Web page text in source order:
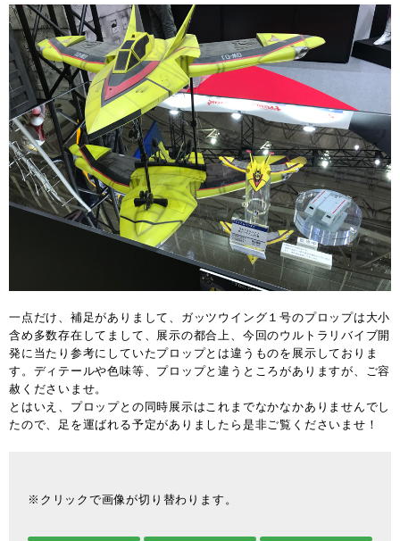
一点だけ、補足がありまして、ガッツウイング１号のプロップは大小
含め多数存在してまして、展示の都合上、今回のウルトラリバイブ開
発に当たり参考にしていたプロップとは違うものを展示しておりま
す。ディテールや色味等、プロップと違うところがありますが、ご容
赦くださいませ。
とはいえ、プロップとの同時展示はこれまでなかなかありませんでし
たので、足を運ばれる予定がありましたら是非ご覧くださいませ！
※クリックで画像が切り替わります。